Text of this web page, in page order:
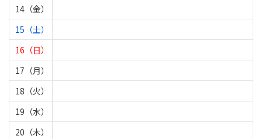
14（金）
15（土）
16（日）
17（月）
18（火）
19（水）
20（木）